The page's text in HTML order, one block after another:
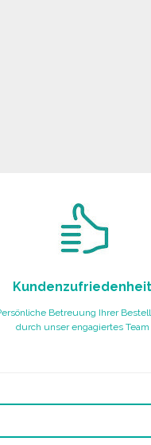
Kundenzufriedenheit
Betreuung Ihrer
durch unser engagiertes Team